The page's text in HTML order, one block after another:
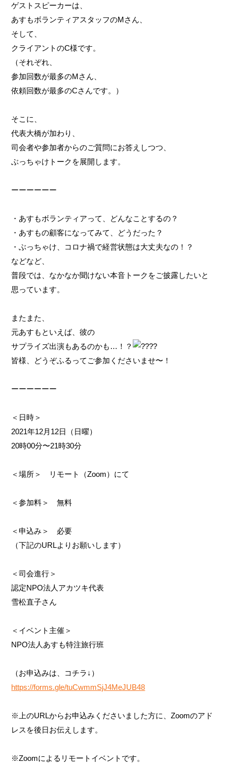
ゲストスピーカーは、
あすもボランティアスタッフのMさん、
そして、
クライアントのC様です。
（それぞれ、
参加回数が最多のMさん、
依頼回数が最多のCさんです。）
そこに、
代表大橋が加わり、
司会者や参加者からのご質問にお答えしつつ、
ぶっちゃけトークを展開します。
ーーーーーー
・あすもボランティアって、どんなことするの？
・あすもの顧客になってみて、どうだった？
・ぶっちゃけ、コロナ禍で経営状態は大丈夫なの！？
などなど、
普段では、なかなか聞けない本音トークをご披露したいと
思っています。
またまた、
元あすもといえば、彼の
サプライズ出演もあるのかも…！？
皆様、どうぞふるってご参加くださいませ〜！
ーーーーーー
＜日時＞
2021年12月12日（日曜）
20時00分〜21時30分
＜場所＞ リモート（Zoom）にて
＜参加料＞ 無料
＜申込み＞ 必要
（下記のURLよりお願いします）
＜司会進行＞
認定NPO法人アカツキ代表
雪松直子さん
＜イベント主催＞
NPO法人あすも特注旅行班
（お申込みは、コチラ↓）
https://forms.gle/tuCwmmSjJ4MeJUB48
※上のURLからお申込みくださいました方に、Zoomのアド
レスを後日お伝えします。
※Zoomによるリモートイベントです。